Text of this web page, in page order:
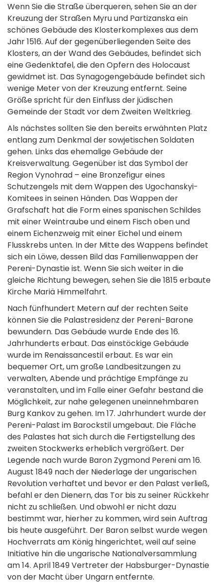
Wenn Sie die Straße überqueren, sehen Sie an der
Kreuzung der Straßen Myru und Partizanska ein
schönes Gebäude des Klosterkomplexes aus dem
Jahr 1516. Auf der gegenüberliegenden Seite des
Klosters, an der Wand des Gebäudes, befindet sich
eine Gedenktafel, die den Opfern des Holocaust
gewidmet ist. Das Synagogengebäude befindet sich
wenige Meter von der Kreuzung entfernt. Seine
Größe spricht für den Einfluss der jüdischen
Gemeinde der Stadt vor dem Zweiten Weltkrieg.
Als nächstes sollten Sie den bereits erwähnten Platz
entlang zum Denkmal der sowjetischen Soldaten
gehen. Links das ehemalige Gebäude der
Kreisverwaltung. Gegenüber ist das Symbol der
Region Vynohrad – eine Bronzefigur eines
Schutzengels mit dem Wappen des Ugochanskyi-
Komitees in seinen Händen. Das Wappen der
Grafschaft hat die Form eines spanischen Schildes
mit einer Weintraube und einem Fisch oben und
einem Eichenzweig mit einer Eichel und einem
Flusskrebs unten. In der Mitte des Wappens befindet
sich ein Löwe, dessen Bild das Familienwappen der
Pereni-Dynastie ist. Wenn Sie sich weiter in die
gleiche Richtung bewegen, sehen Sie die 1815 erbaute
Kirche Mariä Himmelfahrt.
Nach fünfhundert Metern auf der rechten Seite
können Sie die Palastresidenz der Pereni-Barone
bewundern. Das Gebäude wurde Ende des 16.
Jahrhunderts erbaut. Das einstöckige Gebäude
wurde im Renaissancestil erbaut. Es war ein
bequemer Ort, um große Landbesitzungen zu
verwalten, Abende und prächtige Empfänge zu
veranstalten, und im Falle einer Gefahr bestand die
Möglichkeit, zur nahe gelegenen uneinnehmbaren
Burg Kankov zu gehen. Im 17. Jahrhundert wurde der
Pereni-Palast im Barockstil umgebaut. Die Fläche
des Palastes hat sich durch die Fertigstellung des
zweiten Stockwerks erheblich vergrößert. Der
Legende nach wurde Baron Zygmond Pereni am 16.
August 1849 nach der Niederlage der ungarischen
Revolution verhaftet und bevor er den Palast verließ,
befahl er den Dienern, das Tor bis zu seiner Rückkehr
nicht zu schließen. Und obwohl er nicht dazu
bestimmt war, hierher zu kommen, wird sein Auftrag
bis heute ausgeführt. Der Baron selbst wurde wegen
Hochverrats am König hingerichtet, weil auf seine
Initiative hin die ungarische Nationalversammlung
am 14. April 1849 Vertreter der Habsburger-Dynastie
von der Macht über Ungarn entfernte.